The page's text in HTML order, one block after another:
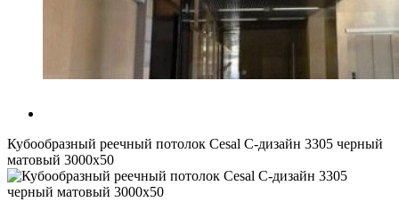
Кубообразный реечный потолок Cesal C-дизайн 3305 черный
матовый 3000х50